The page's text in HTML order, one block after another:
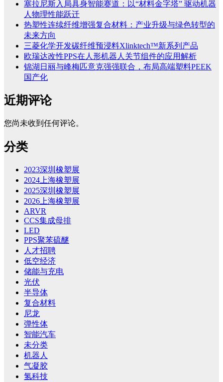
塞拉尼斯入局具身智能赛道：以“材料金字塔” 驱动机器
人物理性能跃迁
热塑性连续纤维增强复合材料：产业升级与绿色转型的
未来方向
三菱化学开发碳纤维预浸料Xlinktech™新系列产品
欧瑞达改性PPS在人形机器人关节组件的应用解析
锦湖日丽与峰梅匹意克强强联合，布局高端塑料PEEK
国产化
近期评论
您尚未收到任何评论。
分类
2023深圳橡塑展
2024上海橡塑展
2025深圳橡塑展
2026上海橡塑展
ARVR
CCS集成母排
LED
PPS聚苯硫醚
人才招聘
低空经济
储能与充电
光伏
半导体
复合材料
尼龙
弹性体
智能汽车
未分类
机器人
气凝胶
氢科技